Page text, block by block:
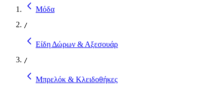
Μόδα
/
Είδη Δώρων & Αξεσουάρ
/
Μπρελόκ & Κλειδοθήκες